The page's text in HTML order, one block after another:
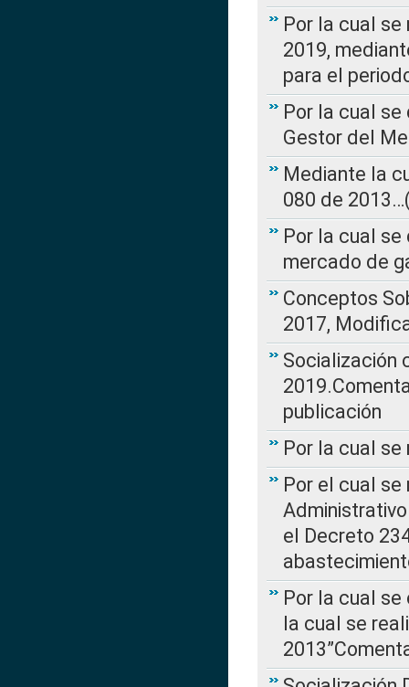
Por la cual se
2019,
para el
Por la cual
Gestor del
Mediante la
080 de
Por la cual
mercado de
Conceptos
2017,
Socialización
publicación
Por la cual se
Por el cual
el Decreto
Por la cual se
la cual se